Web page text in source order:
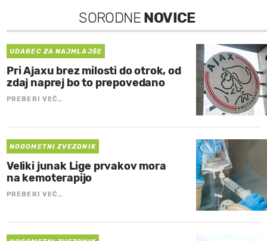
SORODNE NOVICE
UDAREC ZA NAJMLAJŠE
Pri Ajaxu brez milosti do otrok, od
zdaj naprej bo to prepovedano
PREBERI VEČ…
NOGOMETNI ZVEZDNIK
Veliki junak Lige prvakov mora
na kemoterapijo
PREBERI VEČ…